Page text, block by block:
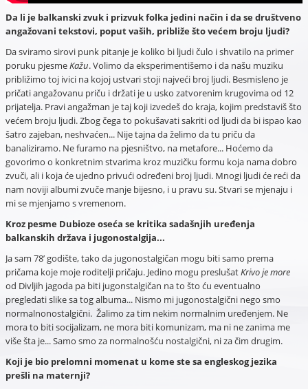
Da li je balkanski zvuk i prizvuk folka jedini način i da se društveno
angažovani tekstovi, poput vaših, približe što većem broju ljudi?
Da sviramo sirovi punk pitanje je koliko bi ljudi čulo i shvatilo na primer
poruku pjesmeKažu. Volimo da eksperimentišemo i da našu muziku
približimo toj ivici na kojoj ustvari stoji najveći broj ljudi. Besmisleno je
pričati angažovanu priču i držati je u usko zatvorenim krugovima od 12
prijatelja. Pravi angažman je taj koji izvedeš do kraja, kojim predstaviš što
većem broju ljudi. Zbog čega to pokušavati sakriti od ljudi da bi ispao kao
šatro zajeban, neshvaćen... Nije tajna da želimo da tu priču da
banaliziramo. Ne furamo na pjesništvo, na metafore... Hoćemo da
govorimo o konkretnim stvarima kroz muzičku formu koja nama dobro
zvuči, ali i koja će ujedno privući određeni broj ljudi. Mnogi ljudi će reći da
nam noviji albumi zvuče manje bijesno, i u pravu su. Stvari se mjenaju i
mi se mjenjamo s vremenom.
Kroz pesme Dubioze oseća se kritika sadašnjih uređenja
balkanskih država i jugonostalgija...
Ja sam 78’ godište, tako da jugonostalgičan mogu biti samo prema
pričama koje moje roditelji pričaju. Jedino mogu preslušatKrivo je more
od Divljih jagoda pa biti jugonstalgičan na to što ću eventualno
pregledati slike sa tog albuma... Nismo mi jugonostalgični nego smo
normalnonostalgični. Žalimo za tim nekim normalnim uređenjem. Ne
mora to biti socijalizam, ne mora biti komunizam, ma ni ne zanima me
više šta je... Samo smo za normalnošću nostalgični, ni za čim drugim.
Koji je bio prelomni momenat u kome ste sa engleskog jezika
prešli na maternji?